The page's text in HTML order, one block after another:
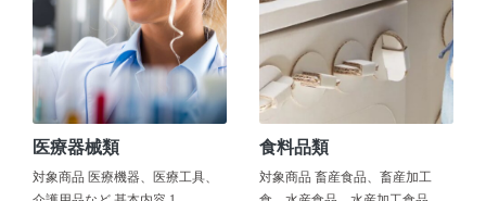
医療器械類
対象商品 医療機器、医療工具、
食料品類
対象商品 畜産食品、畜産加工